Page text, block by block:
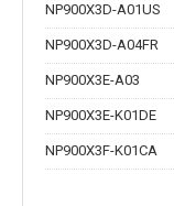
NP900X3D-A01US
NP900X3D-A04FR
NP900X3E-A03
NP900X3E-K01DE
NP900X3F-K01CA